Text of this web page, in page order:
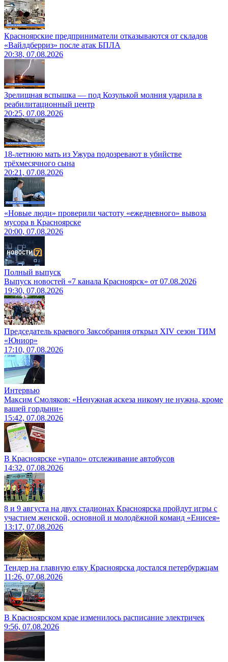
Красноярские предприниматели отказываются от складов
«Вайлдберриз» после атак БПЛА
20:38, 07.08.2026
Зрелищная вспышка — под Козулькой молния ударила в
реабилитационный центр
20:25, 07.08.2026
18-летнюю мать из Ужура подозревают в убийстве
трёхмесячного сына
20:21, 07.08.2026
«Новые люди» проверили частоту «ежедневного» вывоза
мусора в Красноярске
20:00, 07.08.2026
Полный выпуск
Выпуск новостей «7 канала Красноярск» от 07.08.2026
19:30, 07.08.2026
Председатель краевого Заксобрания открыл XIV сезон ТИМ
«Юниор»
17:10, 07.08.2026
Интервью
Максим Смоляков: «Ненужная аскеза никому не нужна, кроме
вашей гордыни»
15:42, 07.08.2026
В Красноярске «упало» отслеживание автобусов
14:32, 07.08.2026
8 и 9 августа на двух стадионах Красноярска пройдут игры с
участием женской, основной и молодёжной команд «Енисея»
13:17, 07.08.2026
Тендер на главную елку Красноярска достался петербуржцам
11:26, 07.08.2026
В Красноярском крае изменилось расписание электричек
9:56, 07.08.2026